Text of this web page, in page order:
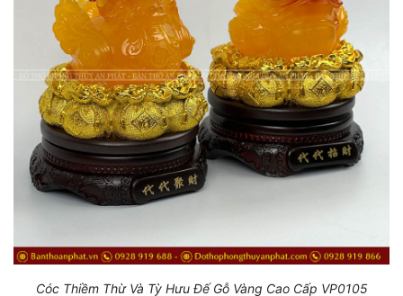
Cóc Thiềm Thừ Và Tỳ Hưu Đế Gỗ Vàng Cao Cấp VP0105